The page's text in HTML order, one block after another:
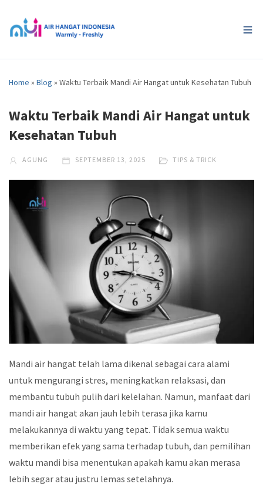
Home » Blog » Waktu Terbaik Mandi Air Hangat untuk Kesehatan Tubuh
Waktu Terbaik Mandi Air Hangat untuk
Kesehatan Tubuh
AGUNG SEPTEMBER 13, 2025 TIPS & TRICK
Mandi air hangat telah lama dikenal sebagai cara alami
untuk mengurangi stres, meningkatkan relaksasi, dan
membantu tubuh pulih dari kelelahan. Namun, manfaat dari
mandi air hangat akan jauh lebih terasa jika kamu
melakukannya di waktu yang tepat. Tidak semua waktu
memberikan efek yang sama terhadap tubuh, dan pemilihan
waktu mandi bisa menentukan apakah kamu akan merasa
lebih segar atau justru lemas setelahnya.